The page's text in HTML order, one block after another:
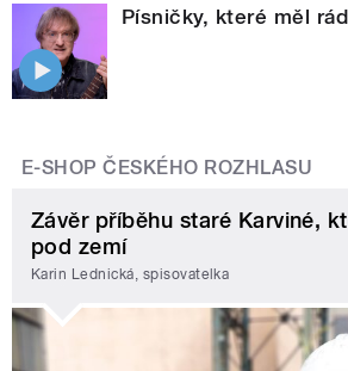
Písničky, které měl
E-SHOP ČESKÉHO ROZHLASU
Závěr příběhu staré Karviné,
pod zemí
Karin Lednická, spisovatelka